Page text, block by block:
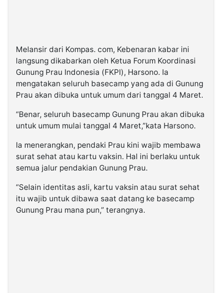
Melansir dari Kompas. com, Kebenaran kabar ini
langsung dikabarkan oleh Ketua Forum Koordinasi
Gunung Prau Indonesia (FKPI), Harsono. Ia
mengatakan seluruh basecamp yang ada di Gunung
Prau akan dibuka untuk umum dari tanggal 4 Maret.
“Benar, seluruh basecamp Gunung Prau akan dibuka
untuk umum mulai tanggal 4 Maret,”kata Harsono.
Ia menerangkan, pendaki Prau kini wajib membawa
surat sehat atau kartu vaksin. Hal ini berlaku untuk
semua jalur pendakian Gunung Prau.
“Selain identitas asli, kartu vaksin atau surat sehat
itu wajib untuk dibawa saat datang ke basecamp
Gunung Prau mana pun,” terangnya.